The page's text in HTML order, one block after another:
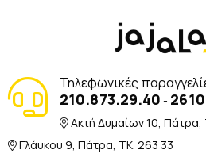
Τηλεφωνικές
210.873.29.40 -
Ακτή Δυμαίων 10, Πάτρα,
Γλάυκου 9, Πάτρα, TK. 263 33